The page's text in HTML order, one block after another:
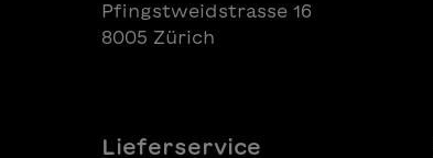
Pfingstweidstrasse 16
8005 Zürich
Lieferservice